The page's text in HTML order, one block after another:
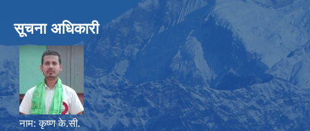
सूचना अधिकारी
नाम: कृष्ण के.सी.